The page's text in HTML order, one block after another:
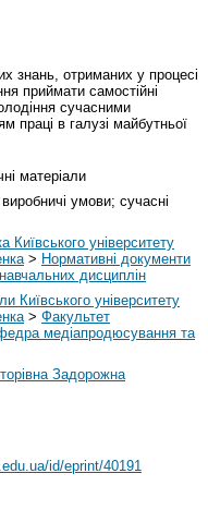
знань, отриманих у процесі
приймати самостійні
сучасними
праці в галузі майбутньої
матеріали
умови; сучасні
Київського університету
> Нормативні документи
дисциплін
Київського університету
> Факультет
медіапродюсування та
Задорожна
id/eprint/40191